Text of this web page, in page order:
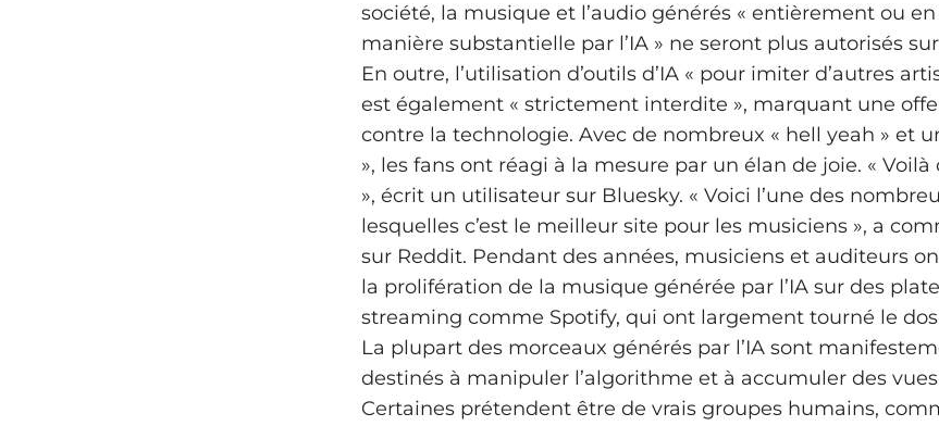
société, la musique et l’audio générés « entièrement ou
manière substantielle par l’IA » ne seront plus autorisés
En outre, l’utilisation d’outils d’IA « pour imiter d’autres
est également « strictement interdite », marquant une
contre la technologie. Avec de nombreux « hell yeah » et
», les fans ont réagi à la mesure par un élan de joie. «
», écrit un utilisateur sur Bluesky. « Voici l’une des
lesquelles c’est le meilleur site pour les musiciens », a
sur Reddit. Pendant des années, musiciens et auditeurs
la prolifération de la musique générée par l’IA sur des
streaming comme Spotify, qui ont largement tourné le
La plupart des morceaux générés par l’IA sont
destinés à manipuler l’algorithme et à accumuler des
Certaines prétendent être de vrais groupes humains,